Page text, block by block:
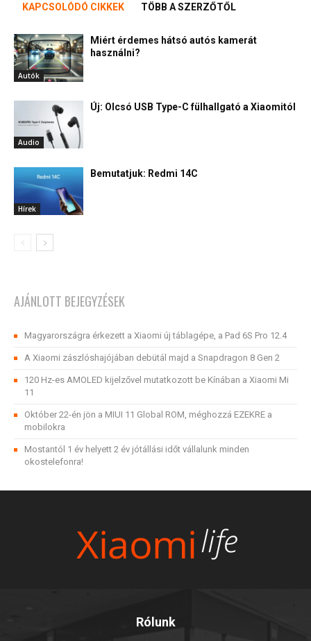
KAPCSOLÓDÓ CIKKEK TÖBB A SZERZŐTŐL
Autók
Miért érdemes hátsó autós kamerát
használni?
Audio
Új: Olcsó USB Type-C fülhallgató a Xiaomitól
Hírek
Bemutatjuk: Redmi 14C
AJÁNLOTT BEJEGYZÉSEK
Magyarországra érkezett a Xiaomi új táblagépe, a Pad 6S Pro 12.4
A Xiaomi zászlóshajójában debütál majd a Snapdragon 8 Gen 2
120 Hz-es AMOLED kijelzővel mutatkozott be Kínában a Xiaomi Mi
11
Október 22-én jön a MIUI 11 Global ROM, méghozzá EZEKRE a
mobilokra
Mostantól 1 év helyett 2 év jótállási időt vállalunk minden
okostelefonra!
Rólunk